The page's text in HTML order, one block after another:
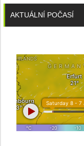
AKTUÁLNÍ POČASÍ